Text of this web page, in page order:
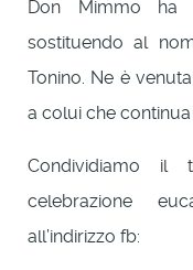
Don Mimmo ha
sostituendo al
Tonino. Ne è
a colui che
Condividiamo il
celebrazione
all’indirizzo fb: